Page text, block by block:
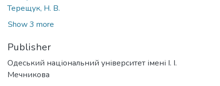
Терещук, Н. В.
Show 3 more
Publisher
Одеський національний університет імені І. І.
Мечникова